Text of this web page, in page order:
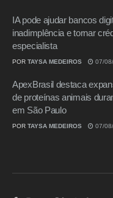
IA pode ajudar bancos
inadimplência e tornar
especialista
POR TAYSA MEDEIROS 07/
ApexBrasil destaca
de proteínas animais
em São Paulo
POR TAYSA MEDEIROS 07/